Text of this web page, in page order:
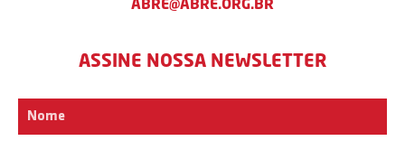
ABRE@ABRE.ORG.BR
ASSINE NOSSA NEWSLETTER